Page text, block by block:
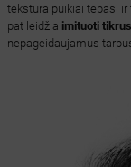
tekstūra puikiai tepasi
pat leidžia imituoti
nepageidaujamus